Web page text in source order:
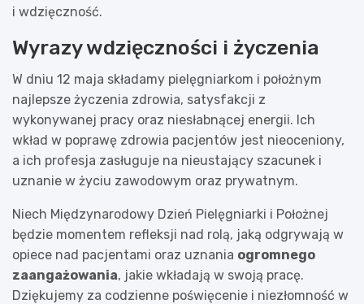
i wdzięczność.
Wyrazy wdzięczności i życzenia
W dniu 12 maja składamy pielęgniarkom i położnym
najlepsze życzenia zdrowia, satysfakcji z
wykonywanej pracy oraz niesłabnącej energii. Ich
wkład w poprawę zdrowia pacjentów jest nieoceniony,
a ich profesja zasługuje na nieustający szacunek i
uznanie w życiu zawodowym oraz prywatnym.
Niech Międzynarodowy Dzień Pielęgniarki i Położnej
będzie momentem refleksji nad rolą, jaką odgrywają w
opiece nad pacjentami oraz uznania ogromnego
zaangażowania, jakie wkładają w swoją pracę.
Dziękujemy za codzienne poświęcenie i niezłomność w